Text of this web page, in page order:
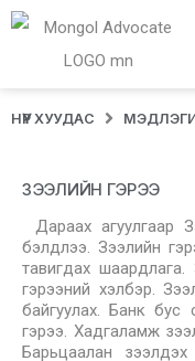
НҮҮР ХУУДАС
ЗЭЭЛИЙН ГЭРЭЭ
Дараах агуулгаар
бэлдлээ. Зээлийн
тавигдах шаардлага.
гэрээний хэлбэр.
байгуулах. Банк бус
гэрээ. Хадгаламж
Барьцаалан